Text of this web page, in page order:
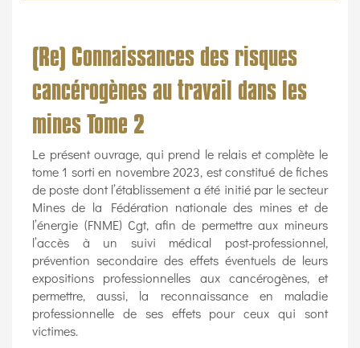
(Re) Connaissances des risques
cancérogènes au travail dans les
mines Tome 2
Le présent ouvrage, qui prend le relais et complète le
tome 1 sorti en novembre 2023, est constitué de fiches
de poste dont l’établissement a été initié par le secteur
Mines de la Fédération nationale des mines et de
l’énergie (FNME) Cgt, afin de permettre aux mineurs
l’accès à un suivi médical post-professionnel,
prévention secondaire des effets éventuels de leurs
expositions professionnelles aux cancérogènes, et
permettre, aussi, la reconnaissance en maladie
professionnelle de ses effets pour ceux qui sont
victimes.